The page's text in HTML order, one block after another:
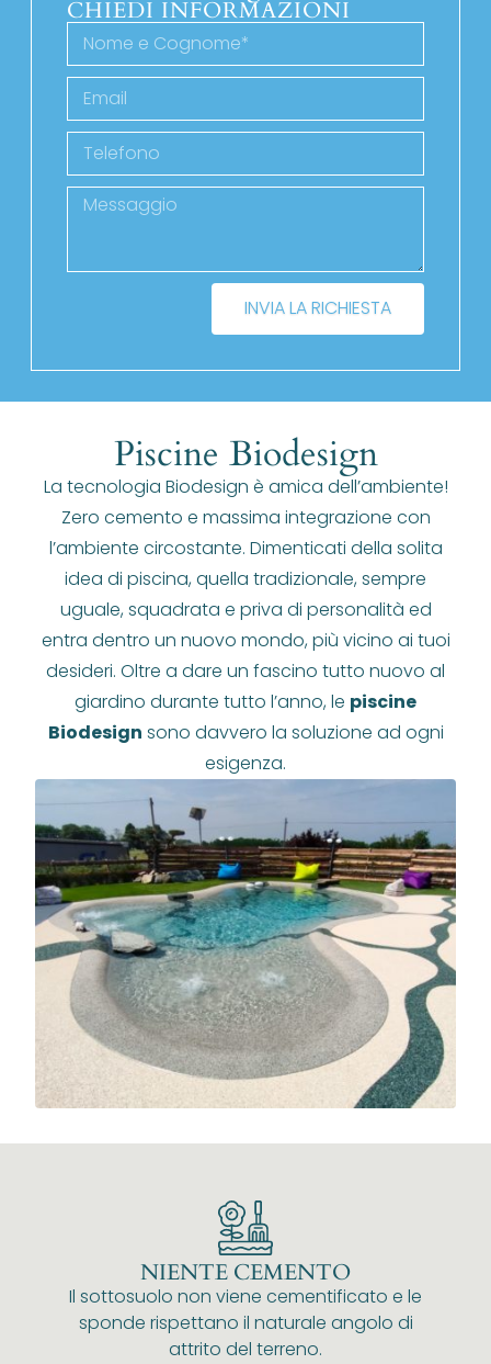
CHIEDI INFORMAZIONI
INVIA LA RICHIESTA
Piscine Biodesign
La tecnologia Biodesign è amica dell’ambiente!
Zero cemento e massima integrazione con
l’ambiente circostante. Dimenticati della solita
idea di piscina, quella tradizionale, sempre
uguale, squadrata e priva di personalità ed
entra dentro un nuovo mondo, più vicino ai tuoi
desideri. Oltre a dare un fascino tutto nuovo al
giardino durante tutto l’anno, le piscine
Biodesign sono davvero la soluzione ad ogni
esigenza.
NIENTE CEMENTO
Il sottosuolo non viene cementificato e le
sponde rispettano il naturale angolo di
attrito del terreno.